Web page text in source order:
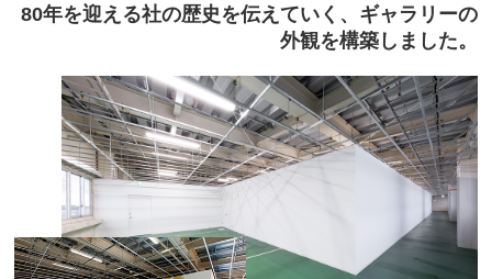
80年を迎える社の歴史を伝えていく、ギャラリーの
外観を構築しました。